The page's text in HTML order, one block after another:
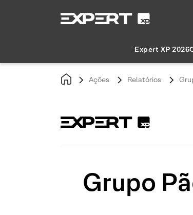
Expert XP 2026
Ações Relatórios
Grupo